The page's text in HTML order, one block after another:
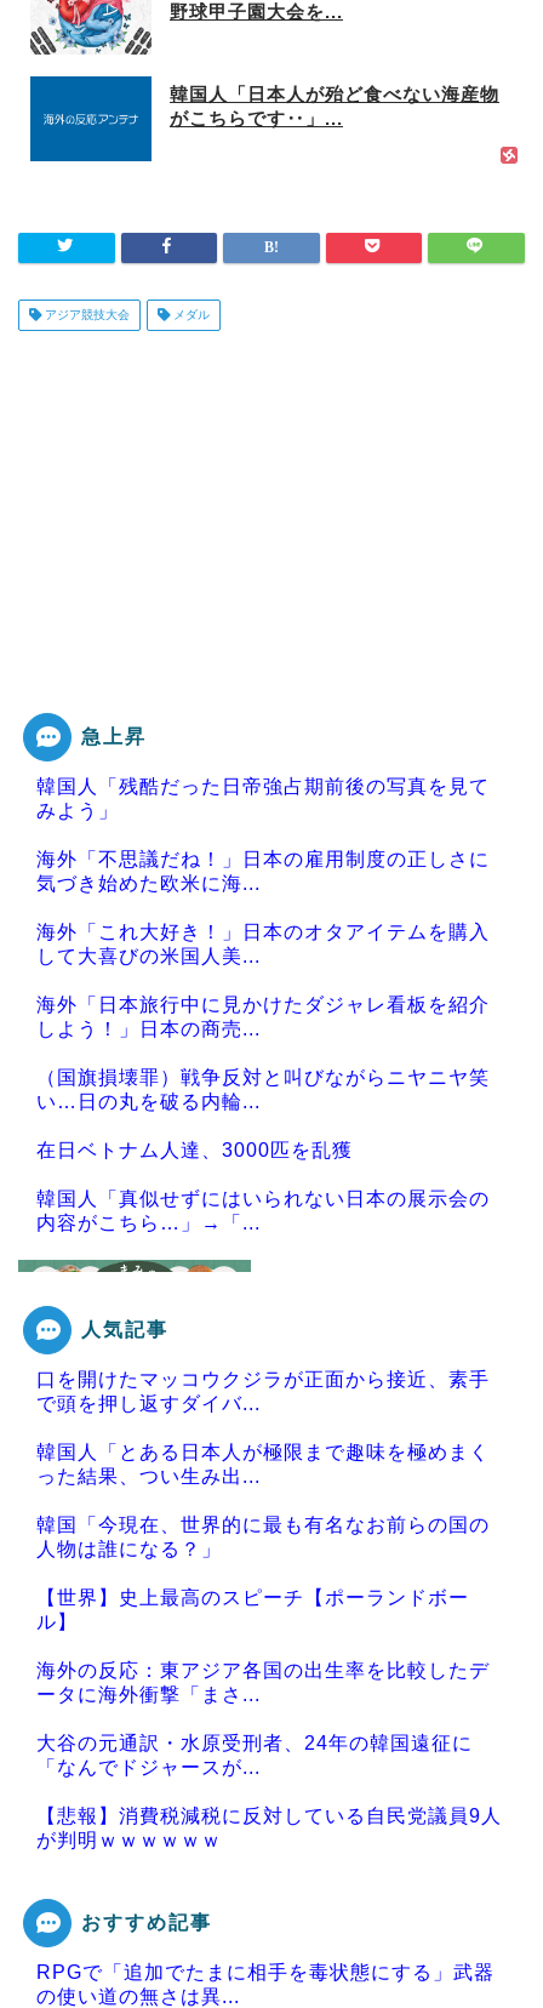
野球甲子園大会を...
韓国人「日本人が殆ど食べない海産物
がこちらです‥」...
アジア競技大会 メダル
急上昇
韓国人「残酷だった日帝強占期前後の写真を見て
みよう」
海外「不思議だね！」日本の雇用制度の正しさに
気づき始めた欧米に海...
海外「これ大好き！」日本のオタアイテムを購入
して大喜びの米国人美...
海外「日本旅行中に見かけたダジャレ看板を紹介
しよう！」日本の商売...
（国旗損壊罪）戦争反対と叫びながらニヤニヤ笑
い…日の丸を破る内輪...
在日ベトナム人達、3000匹を乱獲
韓国人「真似せずにはいられない日本の展示会の
内容がこちら…」→「...
Powered by livedoor 相互RSS
人気記事
口を開けたマッコウクジラが正面から接近、素手
で頭を押し返すダイバ...
韓国人「とある日本人が極限まで趣味を極めまく
った結果、つい生み出...
韓国「今現在、世界的に最も有名なお前らの国の
人物は誰になる？」
【世界】史上最高のスピーチ【ポーランドボー
ル】
海外の反応：東アジア各国の出生率を比較したデ
ータに海外衝撃「まさ...
大谷の元通訳・水原受刑者、24年の韓国遠征に
「なんでドジャースが...
【悲報】消費税減税に反対している自民党議員9人
が判明ｗｗｗｗｗｗ
Powered by livedoor 相互RSS
おすすめ記事
RPGで「追加でたまに相手を毒状態にする」武器
の使い道の無さは異...